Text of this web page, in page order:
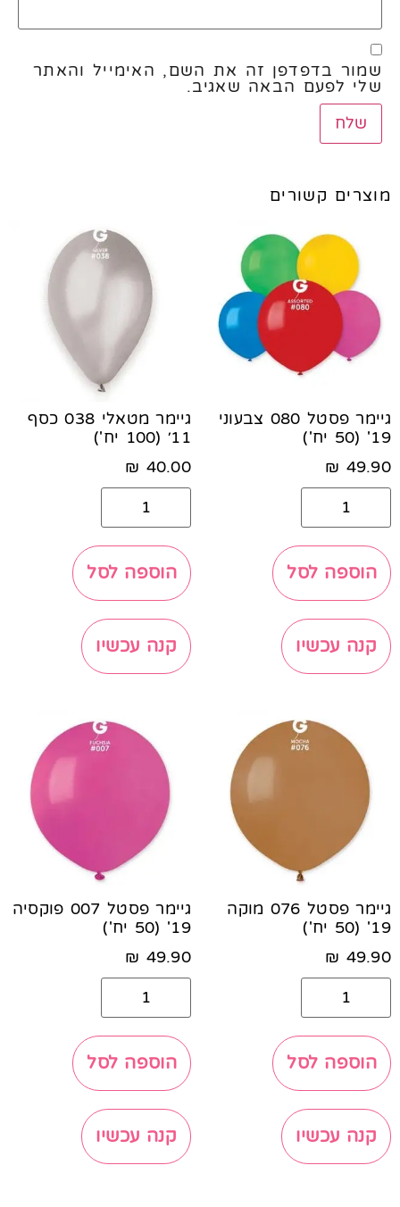
שמור בדפדפן זה את השם, האימייל והאתר
שלי לפעם הבאה שאגיב.
מוצרים קשורים
גיימר פסטל 080 צבעוני
19' (50 יח')
49.90
₪
הוספה לסל
קנה עכשיו
גיימר מטאלי 038 כסף
11׳ (100 יח')
40.00
₪
הוספה לסל
קנה עכשיו
גיימר פסטל 076 מוקה
19' (50 יח')
49.90
₪
הוספה לסל
קנה עכשיו
גיימר פסטל 007 פוקסיה
19' (50 יח')
49.90
₪
הוספה לסל
קנה עכשיו